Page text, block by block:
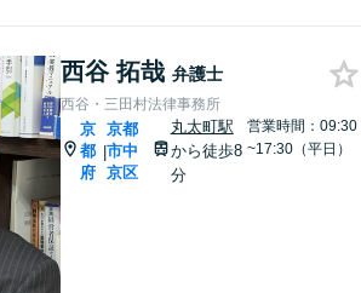
西谷 拓哉 弁護士
西谷・三田村法律事務所
京
都
府
|
京都
市中
京区
丸太町駅
から徒歩8
分
営業時間：09:30
~17:30（平日）